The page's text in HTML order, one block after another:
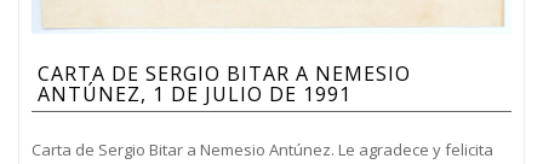
CARTA DE SERGIO BITAR A NEMESIO
ANTÚNEZ, 1 DE JULIO DE 1991
Carta de Sergio Bitar a Nemesio Antúnez. Le agradece y felicita